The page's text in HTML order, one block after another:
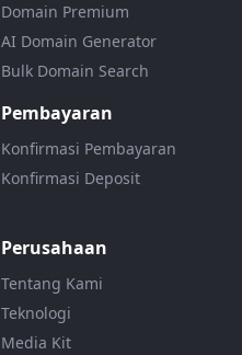
Domain Premium
AI Domain Generator
Bulk Domain Search
Pembayaran
Konfirmasi Pembayaran
Konfirmasi Deposit
Perusahaan
Tentang Kami
Teknologi
Media Kit